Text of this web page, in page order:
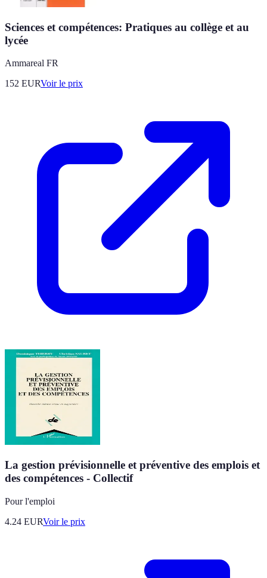
Sciences et compétences: Pratiques au collège et au
lycée
Ammareal FR
152 EURVoir le prix
La gestion prévisionnelle et préventive des emplois et
des compétences - Collectif
Pour l'emploi
4.24 EURVoir le prix